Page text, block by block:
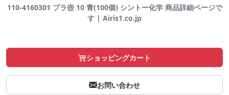
110-4160301 プラ壺 10 青(100個) シントー化学 商品詳細ページで
す | Airis1.co.jp
ショッピングカート
お問い合わせ